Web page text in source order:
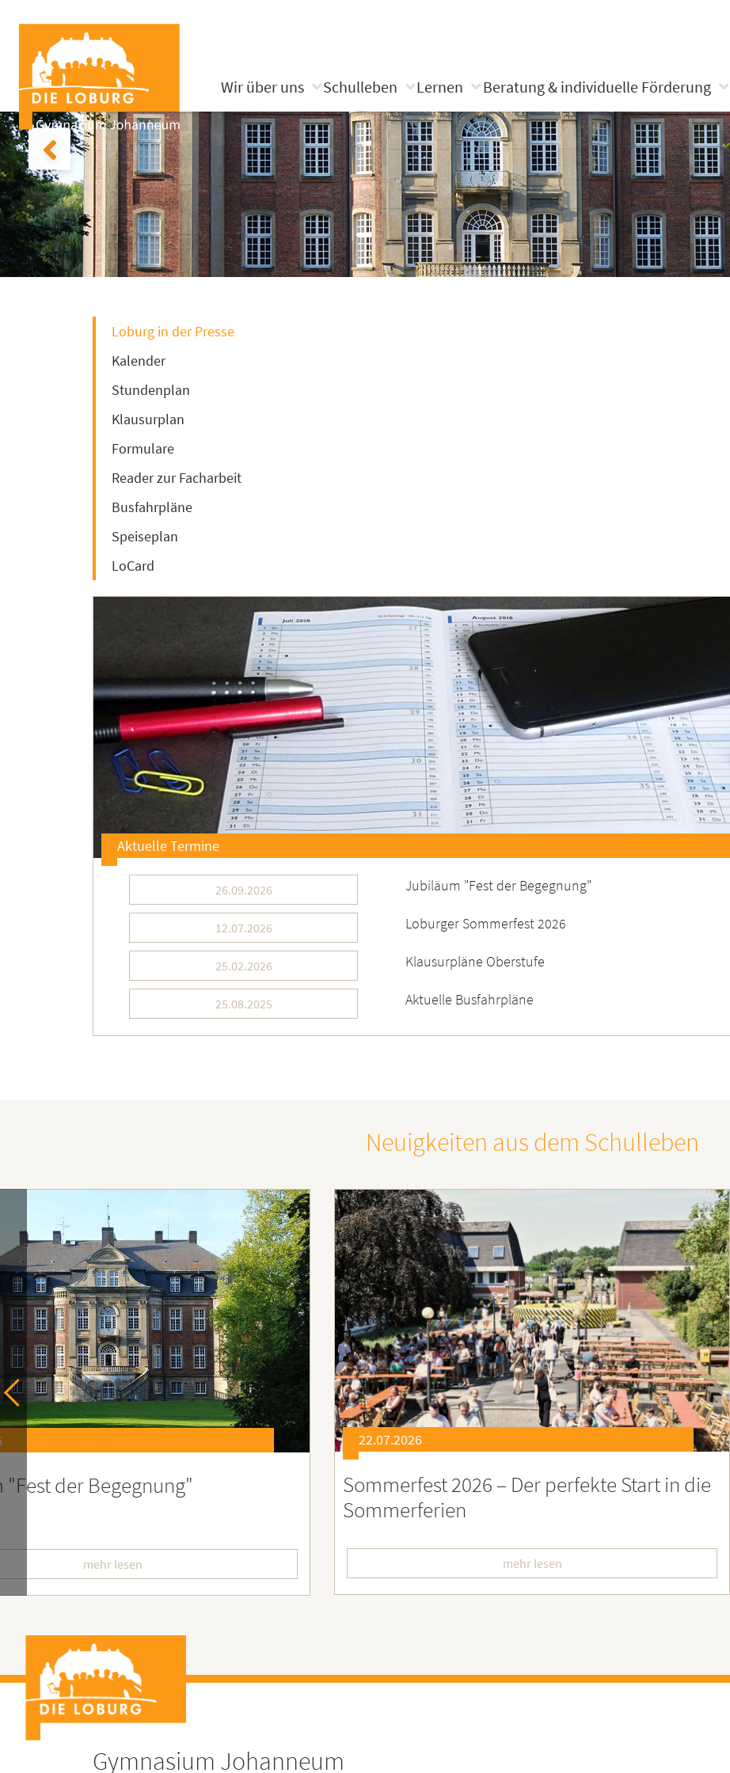
Wir über uns Schulleben Lernen Beratung & individuelle Förderung
Loburg in der Presse
Kalender
Stundenplan
Klausurplan
Formulare
Reader zur Facharbeit
Busfahrpläne
Speiseplan
LoCard
Aktuelle Termine
26.09.2026 Jubiläum "Fest der Begegnung"
12.07.2026 Loburger Sommerfest 2026
25.02.2026 Klausurpläne Oberstufe
25.08.2025 Aktuelle Busfahrpläne
Neuigkeiten aus dem Schulleben
2026 – Der perfekte Start in die
mehr lesen
21.07.2026
Feierstunde zu Ehren besonders engagierter
LoburgerInnen
mehr lesen
Gymnasium Johanneum